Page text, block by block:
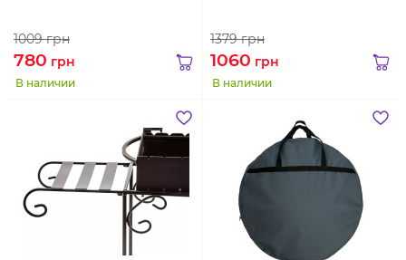
1009грн
780 грн
В наличии
1379грн
1060 грн
В наличии